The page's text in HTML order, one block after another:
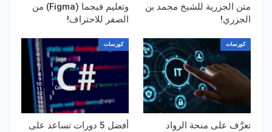
متن الجزرية للشيخ محمد بن
الجزري!
وتعليم فيجما (Figma) من
الصفر للاحتراف!
كورسات
تعرَّف على منحة الرواد
كورسات
أفضل 5 دورات تساعد على